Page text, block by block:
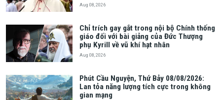
Aug 08, 2026
Chỉ trích gay gắt trong nội bộ Chính thống
giáo đối với bài giảng của Đức Thượng
phụ Kyrill về vũ khí hạt nhân
Aug 08, 2026
Phút Cầu Nguyện, Thứ Bảy 08/08/2026:
Lan tỏa năng lượng tích cực trong không
gian mạng